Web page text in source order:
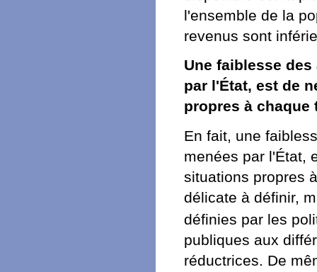
l'ensemble de la
revenus sont
Une faiblesse
par l'État, est de
propres à chaque
En fait, une
menées par l'État,
situations propres
délicate à définir,
définies par les
publiques aux
réductrices. De